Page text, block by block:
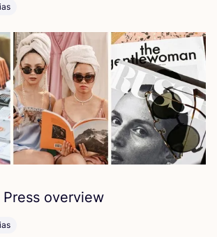
Press overview